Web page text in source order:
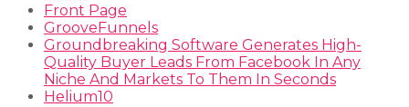
Front Page
GrooveFunnels
Groundbreaking Software Generates High-
Quality Buyer Leads From Facebook In Any
Niche And Markets To Them In Seconds
Helium10